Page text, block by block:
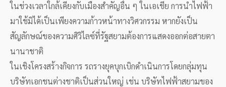
ในช่วงเวลาใกล้เคียงกับเมืองสำคัญอื่น ๆ ในเอเชีย การนำไฟฟ้า
มาใช้มิได้เป็นเพียงความก้าวหน้าทางวิศวกรรม หากยังเป็น
สัญลักษณ์ของความศิวิไลซ์ที่รัฐสยามต้องการแสดงออกต่อสายตา
นานาชาติ
ในเชิงโครงสร้างกิจการ รถรางยุคบุกเบิกดำเนินการโดยกลุ่มทุน
บริษัทเอกชนต่างชาติเป็นส่วนใหญ่ เช่น บริษัทไฟฟ้าสยามของ